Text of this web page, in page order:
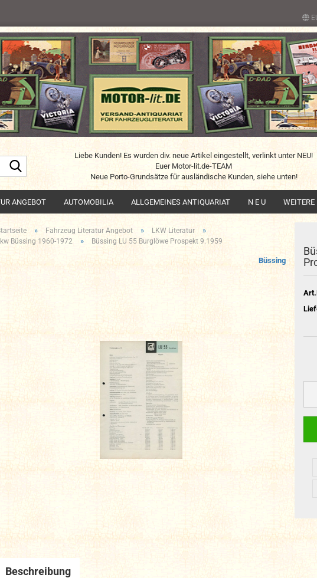
Liebe Kunden! Es wurden div. neue Artikel eingestellt, verlinkt unter NEU!
Euer Motor-lit.de-TEAM
Neue Porto-Grundsätze für ausländische Kunden, siehe unten!
ANGEBOT AUTOMOBILIA ALLGEMEINES ANTIQUARIAT N E U WEITERE
» Fahrzeug Literatur Angebot » LKW Literatur »
Büssing 1960-1972 » Büssing LU 55 Burglöwe Prospekt 9.1959
Büssing
Beschreibung